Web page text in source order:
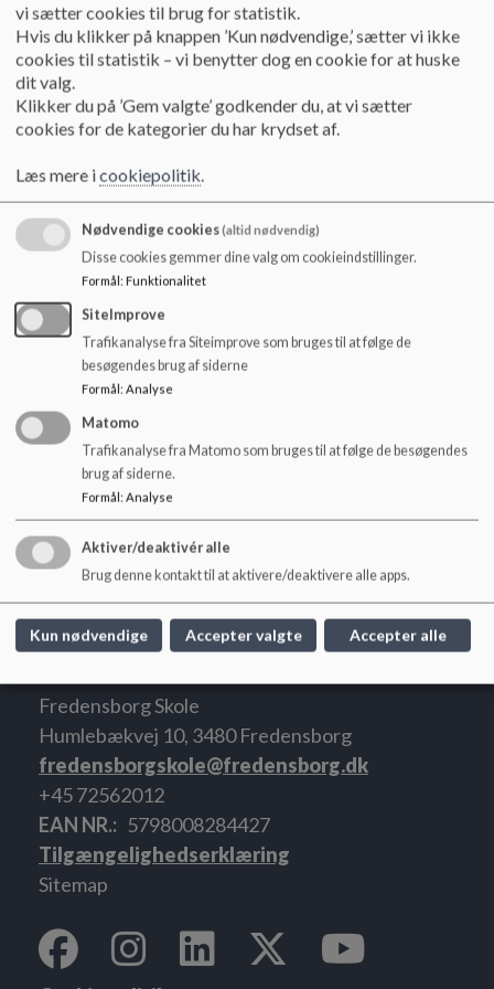
ClientId=1436&WebAdId=156701
Matematiklærer til udskolingstilbuddet 8-9éren på
Fredensborg Skole
ClientId=1436&WebAdId=156797
Elsker du at undervise? Er du omsorgsfuld samtidig med, at du er
retningsgivende, klar og tydelig?
Ser du dine kolleger som en ressource, og ønsker du at være det
samme for dem?
Ser du fordelen i en tydelig ledelse, og vil du være med til at vi gør
hinanden gode?
Så send os en uopfordret ansøgning på
fredensborgskole@fredensborg.dk
Vi glæder os til at høre fra dig.
Fredensborg Skole
Humlebækvej 10, 3480 Fredensborg
fredensborgskole@fredensborg.dk
+45 72562012
EAN NR.
5798008284427
Tilgængelighedserklæring
Sitemap
vi sætter cookies til brug for statistik.
Hvis du klikker på knappen ’Kun nødvendige,’ sætter vi ikke
cookies til statistik – vi benytter dog en cookie for at huske
dit valg.
Klikker du på ’Gem valgte’ godkender du, at vi sætter
cookies for de kategorier du har krydset af.
Læs mere icookiepolitik.
Nødvendige cookies(altid nødvendig)
Disse cookies gemmer dine valg om cookieindstillinger.
Formål: Funktionalitet
SiteImprove
Trafikanalyse fra Siteimprove som bruges til at følge de
besøgendes brug af siderne
Formål: Analyse
Matomo
Trafikanalyse fra Matomo som bruges til at følge de besøgendes
brug af siderne.
Formål: Analyse
Aktiver/deaktivér alle
Brug denne kontakt til at aktivere/deaktivere alle apps.
Kun nødvendige Accepter valgte Accepter alle